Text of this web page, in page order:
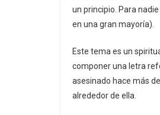
un principio. Para
en una gran mayoría).
Este tema es un
componer una letra
asesinado hace más
alrededor de ella.